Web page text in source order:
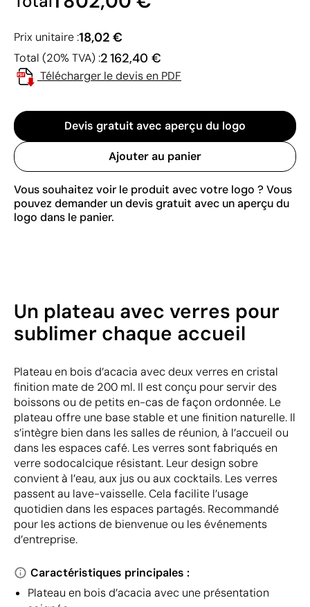
Prix unitaire :18,02 €
Total (20% TVA) :2 162,40 €
Télécharger le devis en PDF
Devis gratuit avec aperçu du logo
Ajouter au panier
Vous souhaitez voir le produit avec votre logo ? Vous
pouvez demander un devis gratuit avec un aperçu du
logo dans le panier.
Un plateau avec verres pour
sublimer chaque accueil
Plateau en bois d’acacia avec deux verres en cristal
finition mate de 200 ml. Il est conçu pour servir des
boissons ou de petits en-cas de façon ordonnée. Le
plateau offre une base stable et une finition naturelle. Il
s’intègre bien dans les salles de réunion, à l’accueil ou
dans les espaces café. Les verres sont fabriqués en
verre sodocalcique résistant. Leur design sobre
convient à l’eau, aux jus ou aux cocktails. Les verres
passent au lave-vaisselle. Cela facilite l’usage
quotidien dans les espaces partagés. Recommandé
pour les actions de bienvenue ou les événements
d’entreprise.
Caractéristiques principales :
Plateau en bois d’acacia avec une présentation